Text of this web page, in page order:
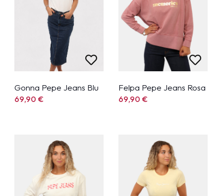
Gonna Pepe Jeans Blu
69,90€
Felpa Pepe Jeans Rosa
69,90€